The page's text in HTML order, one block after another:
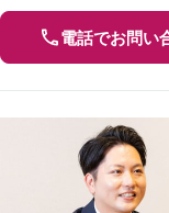
電話でお問い